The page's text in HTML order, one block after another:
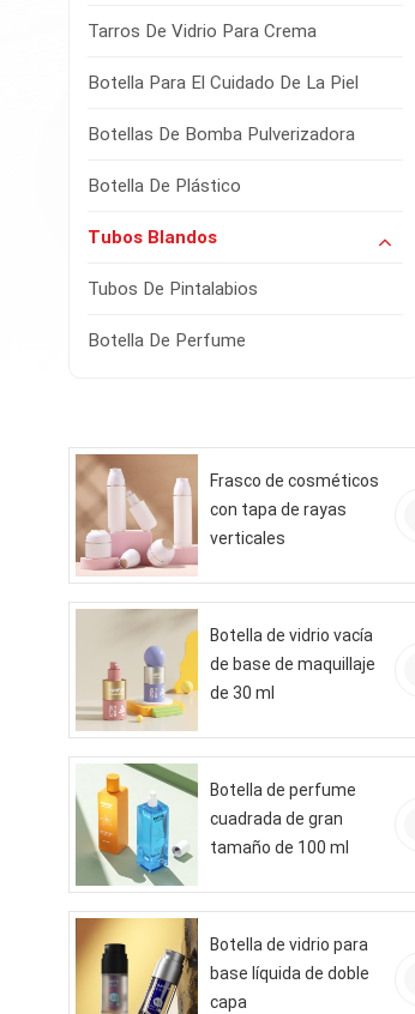
Tarros De Vidrio Para Crema
Botella Para El Cuidado De La Piel
Botellas De Bomba Pulverizadora
Botella De Plástico
Tubos Blandos
Tubos De Pintalabios
Botella De Perfume
Frasco de cosméticos
con tapa de rayas
verticales
Botella de vidrio vacía
de base de maquillaje
de 30 ml
Botella de perfume
cuadrada de gran
tamaño de 100 ml
Botella de vidrio para
base líquida de doble
capa